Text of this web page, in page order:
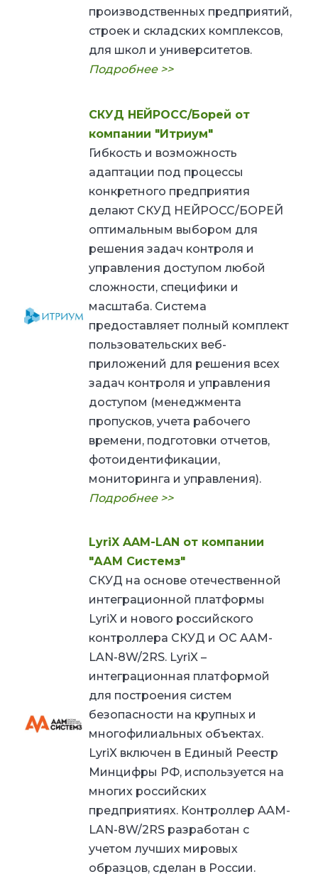
производственных предприятий,
строек и складских комплексов,
для школ и университетов.
Подробнее >>
СКУД НЕЙРОСС/Борей от
компании "Итриум"
Гибкость и возможность
адаптации под процессы
конкретного предприятия
делают СКУД НЕЙРОСС/БОРЕЙ
оптимальным выбором для
решения задач контроля и
управления доступом любой
сложности, специфики и
масштаба. Система
предоставляет полный комплект
пользовательских веб-
приложений для решения всех
задач контроля и управления
доступом (менеджмента
пропусков, учета рабочего
времени, подготовки отчетов,
фотоидентификации,
мониторинга и управления).
Подробнее >>
LyriX AAM-LAN от компании
"ААМ Системз"
СКУД на основе отечественной
интеграционной платформы
LyriX и нового российского
контроллера СКУД и ОС AAM-
LAN-8W/2RS. LyriX –
интеграционная платформой
для построения систем
безопасности на крупных и
многофилиальных объектах.
LyriX включен в Единый Реестр
Минцифры РФ, используется на
многих российских
предприятиях. Контроллер AAM-
LAN-8W/2RS разработан с
учетом лучших мировых
образцов, сделан в России.